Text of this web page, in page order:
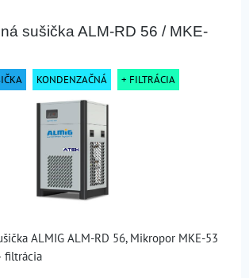
sušička ALM-RD 56 / MKE-
KONDENZAČNÁ + FILTRÁCIA
ALMIG ALM-RD 56, Mikropor MKE-53
filtrácia